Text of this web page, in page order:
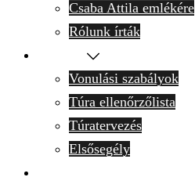
Csaba Attila emlékére
Rólunk írták
Vonulási szabályok
Túra ellenőrzőlista
Túratervezés
Elsősegély